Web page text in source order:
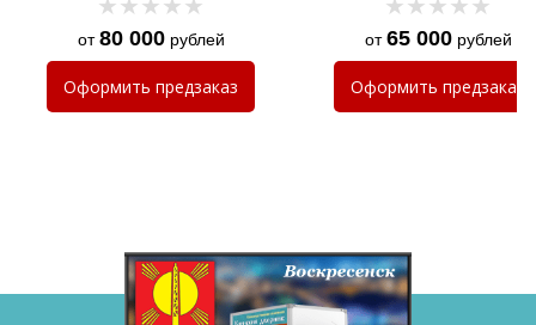
от80 000рублей
Оформить предзаказ
от65 000рублей
Оформить предзаказ